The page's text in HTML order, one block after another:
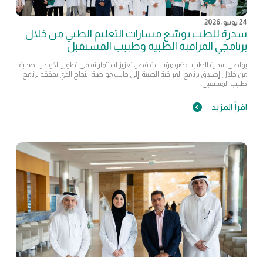
24 يونيو, 2026
سدرة للطب يوسّع مسارات التعليم الطبي من خلال
برنامجي المراقبة الطبية وطبيب المستقبل
يواصل سدرة للطب، عضو مؤسسة قطر، تعزيز استثماراته في تطوير الكوادر الصحية
من خلال إطلاق برنامج المراقبة الطبية، إلى جانب مواصلة النجاح الذي يحققه برنامج
طبيب المستقبل.
اقرأ المزيد